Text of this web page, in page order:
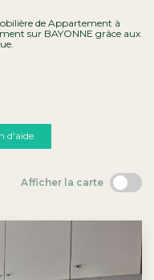
de Appartement à
sur BAYONNE grâce aux
d'aide
Afficher la carte